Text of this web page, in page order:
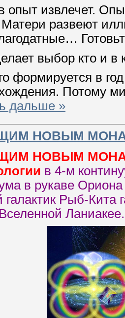
опыт извлечет.
развеют
выбор кто и
формируется в
Потому
дальше »
НОВЫМ
НОВЫМ
в 4-м
в рукаве
галактик Рыб-Кита